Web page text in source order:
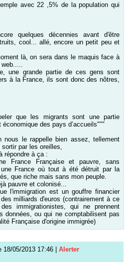
avec 22 ,5% de la population qui
quelques décennies avant d'être
cool... allé, encore un petit peu et
là, on sera dans le maquis face à
une grande partie de ces gens sont
à la France, ils sont donc des nôtres,
que les migrants sont une partie
des pays d’accueils"""
le rappelle bien assez, tellement
par les oreilles,
répondre à ça :
France Française et pauvre, sans
France où tout à été détruit par la
que riche mais sans mon peuple.
pauvre et colonisé...
l'immigration est un gouffre financier
milliards d'euros (contrairement à ce
immigrationistes, qui ne prennent
données, ou qui ne comptabilisent pas
Française d'origine immigrée)
18/05/2013 17:46 | Alerter